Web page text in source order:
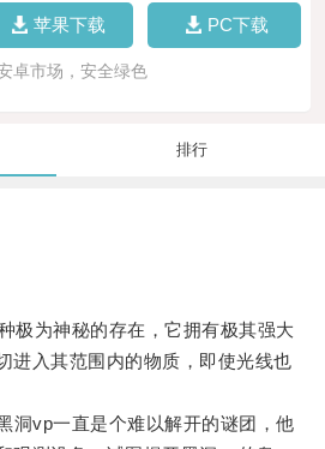
苹果下载 PC下载
卓市场，安全绿色
排行
为神秘的存在，它拥有极其强大
进入其范围内的物质，即使光线也
vp一直是个难以解开的谜团，他